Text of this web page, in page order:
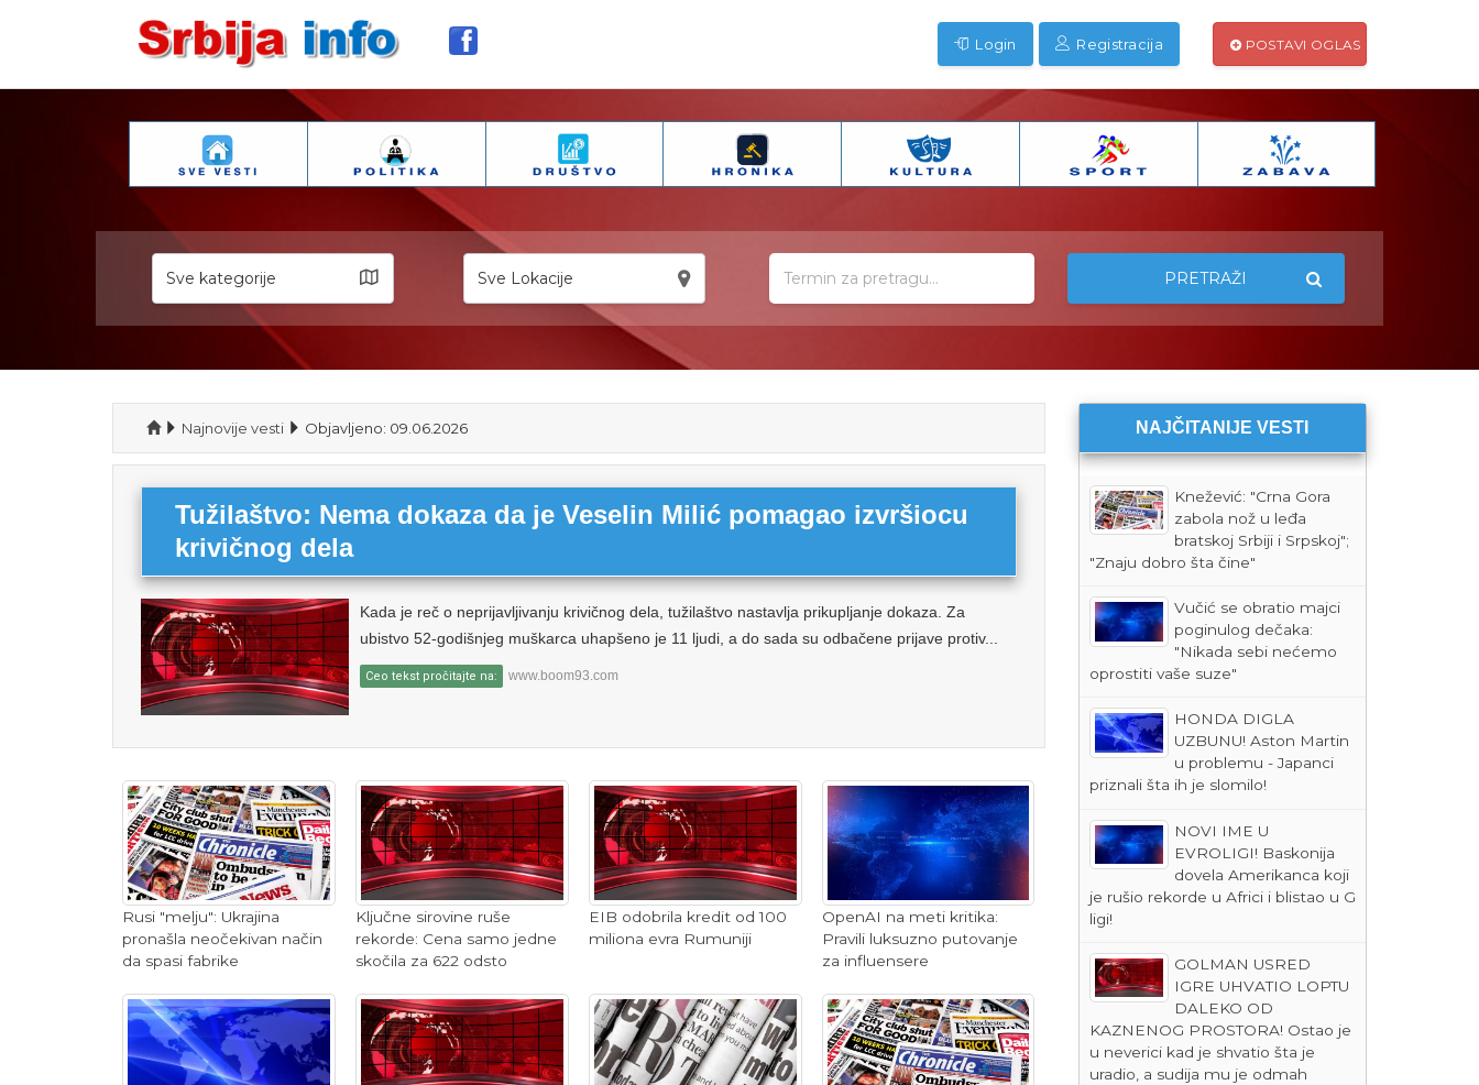
Login Registracija POSTAVI OGLAS
Sve kategorije Sve Lokacije PRETRAŽI
Najnovije vesti Objavljeno: 09.06.2026
Tužilaštvo: Nema dokaza da je Veselin Milić pomagao izvršiocu
krivičnog dela
Kada je reč o neprijavljivanju krivičnog dela, tužilaštvo nastavlja prikupljanje dokaza. Za
ubistvo 52-godišnjeg muškarca uhapšeno je 11 ljudi, a do sada su odbačene prijave protiv...
Ceo tekst pročitajte na: www.boom93.com
Rusi "melju": Ukrajina
pronašla neočekivan način
da spasi fabrike
Ključne sirovine ruše
rekorde: Cena samo jedne
skočila za 622 odsto
EIB odobrila kredit od 100
miliona evra Rumuniji
OpenAI na meti kritika:
Pravili luksuzno putovanje
za influensere
NAJČITANIJE VESTI
Knežević: "Crna Gora
zabola nož u leđa
bratskoj Srbiji i Srpskoj";
"Znaju dobro šta čine"
Vučić se obratio majci
poginulog dečaka:
"Nikada sebi nećemo
oprostiti vaše suze"
HONDA DIGLA
UZBUNU! Aston Martin
u problemu - Japanci
priznali šta ih je slomilo!
NOVI IME U
EVROLIGI! Baskonija
dovela Amerikanca koji
je rušio rekorde u Africi i blistao u G
ligi!
GOLMAN USRED
IGRE UHVATIO LOPTU
DALEKO OD
KAZNENOG PROSTORA! Ostao je
u neverici kad je shvatio šta je
uradio, a sudija mu je odmah